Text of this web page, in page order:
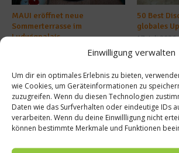
Einwilligung verwalten
Um dir ein optimales Erlebnis zu bieten,
wie Cookies, um Geräteinformationen zu
zuzugreifen. Wenn du diesen Technologien
Daten wie das Surfverhalten oder eindeutige IDs
verarbeiten. Wenn du deine Einwillligung nicht
können bestimmte Merkmale und Funktionen
MAUI eröffnet neue
Sommerterrasse im
Ludwigpalais
50 Best
globales
17. Juli 2026
Buchtipp